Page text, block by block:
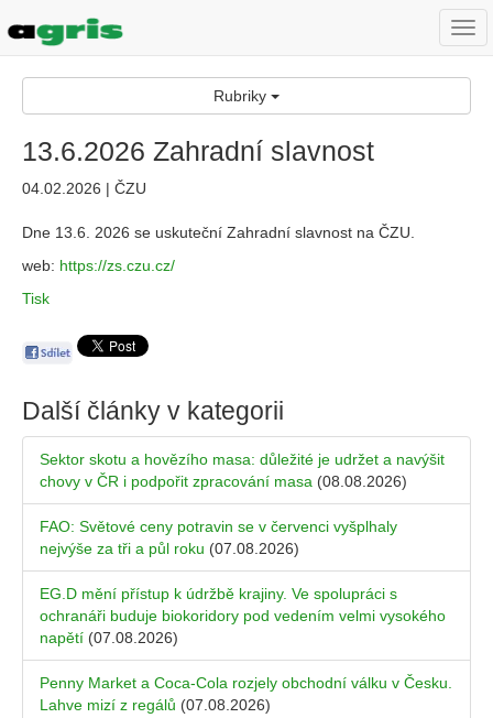
Rubriky
13.6.2026 Zahradní slavnost
04.02.2026 | ČZU
Dne 13.6. 2026 se uskuteční Zahradní slavnost na ČZU.
web: https://zs.czu.cz/
Tisk
Další články v kategorii
Sektor skotu a hovězího masa: důležité je udržet a navýšit
chovy v ČR i podpořit zpracování masa (08.08.2026)
FAO: Světové ceny potravin se v červenci vyšplhaly
nejvýše za tři a půl roku (07.08.2026)
EG.D mění přístup k údržbě krajiny. Ve spolupráci s
ochranáři buduje biokoridory pod vedením velmi vysokého
napětí (07.08.2026)
Penny Market a Coca-Cola rozjely obchodní válku v Česku.
Lahve mizí z regálů (07.08.2026)